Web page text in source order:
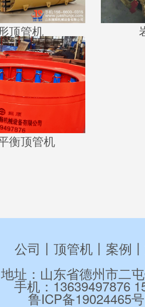
顶管机
衡顶管机
公司 丨 顶管机 丨 案例 丨
地址：山东省德州市二
手机：13639497876
鲁ICP备19024465号